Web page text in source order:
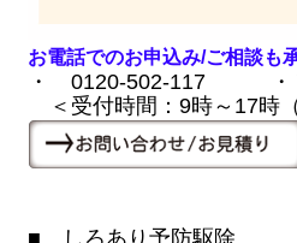
お電話でのお申込み/ご相談も
・ 0120-502-117 ・Ｔ
＜受付時間：9時～17時
■ しろあり予防駆除